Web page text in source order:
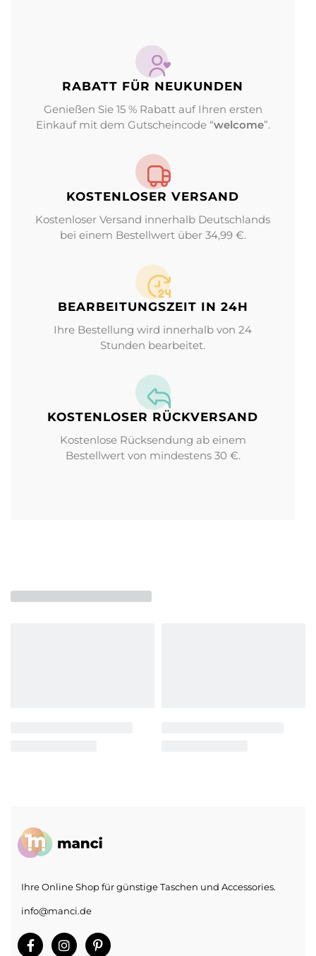
RABATT FÜR NEUKUNDEN
Genießen Sie 15 % Rabatt auf Ihren ersten
Einkauf mit dem Gutscheincode “welcome”.
KOSTENLOSER VERSAND
Kostenloser Versand innerhalb Deutschlands
bei einem Bestellwert über 34,99 €.
BEARBEITUNGS­ZEIT IN 24H
Ihre Bestellung wird innerhalb von 24
Stunden bearbeitet.
KOSTENLOSER RÜCKVERSAND
Kostenlose Rücksendung ab einem
Bestellwert von mindestens 30 €.
Ihre Online Shop für günstige Taschen und Accessories.
info@manci.de